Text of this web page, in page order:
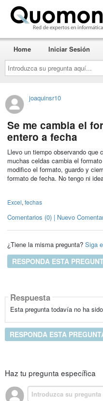
Introduzca
su
pregunta
aquí...
Home Iniciar Sesión
joaquinsr10
Se me cambia el
entero a fecha
Llevo un tiempo observando que
muchas celdas cambia el
modifico el formato, guardo y
formato de fecha. No tengo ni
Excel, fechas
Comentarios (0) | Nuevo
¿Tiene la misma pregunta? Siga
RESPONDA ESTA
Respuesta
Esta pregunta todavía no ha
RESPONDA ESTA
Haz tu pregunta específica